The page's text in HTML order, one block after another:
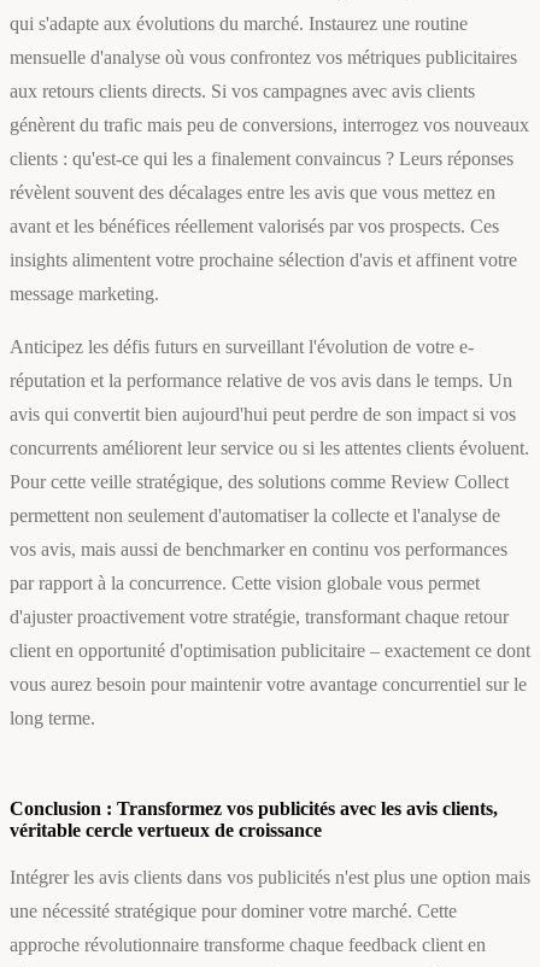
qui s'adapte aux évolutions du marché. Instaurez une routine
mensuelle d'analyse où vous confrontez vos métriques publicitaires
aux retours clients directs. Si vos campagnes avec avis clients
génèrent du trafic mais peu de conversions, interrogez vos nouveaux
clients : qu'est-ce qui les a finalement convaincus ? Leurs réponses
révèlent souvent des décalages entre les avis que vous mettez en
avant et les bénéfices réellement valorisés par vos prospects. Ces
insights alimentent votre prochaine sélection d'avis et affinent votre
message marketing.
Anticipez les défis futurs en surveillant l'évolution de votre e-
réputation et la performance relative de vos avis dans le temps. Un
avis qui convertit bien aujourd'hui peut perdre de son impact si vos
concurrents améliorent leur service ou si les attentes clients évoluent.
Pour cette veille stratégique, des solutions comme Review Collect
permettent non seulement d'automatiser la collecte et l'analyse de
vos avis, mais aussi de benchmarker en continu vos performances
par rapport à la concurrence. Cette vision globale vous permet
d'ajuster proactivement votre stratégie, transformant chaque retour
client en opportunité d'optimisation publicitaire – exactement ce dont
vous aurez besoin pour maintenir votre avantage concurrentiel sur le
long terme.
Conclusion : Transformez vos publicités avec les avis clients,
véritable cercle vertueux de croissance
Intégrer les avis clients dans vos publicités n'est plus une option mais
une nécessité stratégique pour dominer votre marché. Cette
approche révolutionnaire transforme chaque feedback client en